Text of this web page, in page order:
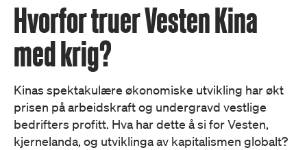
Hvorfor truer Vesten Kina
med krig?
Kinas spektakulære økonomiske utvikling har økt
prisen på arbeidskraft og undergravd vestlige
bedrifters profitt. Hva har dette å si for Vesten,
kjernelanda, og utviklinga av kapitalismen globalt?